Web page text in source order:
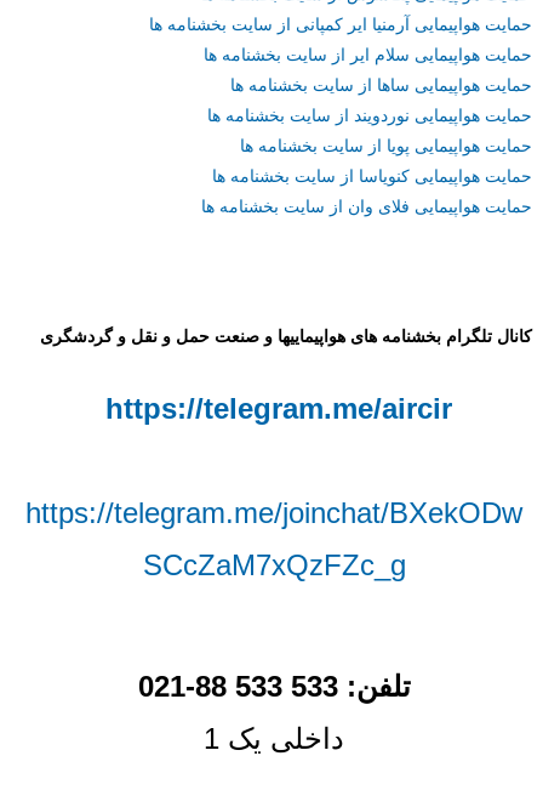
حمایت هواپیمایی آرمنیا ایر کمپانی از سایت بخشنامه ها
حمایت هواپیمایی سلام ایر از سایت بخشنامه ها
حمایت هواپیمایی ساها از سایت بخشنامه ها
حمایت هواپیمایی نوردویند از سایت بخشنامه ها
حمایت هواپیمایی پویا از سایت بخشنامه ها
حمایت هواپیمایی کنویاسا از سایت بخشنامه ها
حمایت هواپیمایی فلای وان از سایت بخشنامه ها
کانال تلگرام بخشنامه های هواپیماییها و صنعت حمل و نقل و گردشگری
https://telegram.me/aircir
https://telegram.me/joinchat/BXekODw
SCcZaM7xQzFZc_g
021-تلفن: 533 533 88
داخلی یک 1